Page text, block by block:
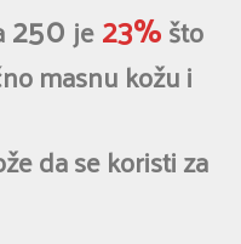
250je23%što
masnu kožu i
da se koristi za